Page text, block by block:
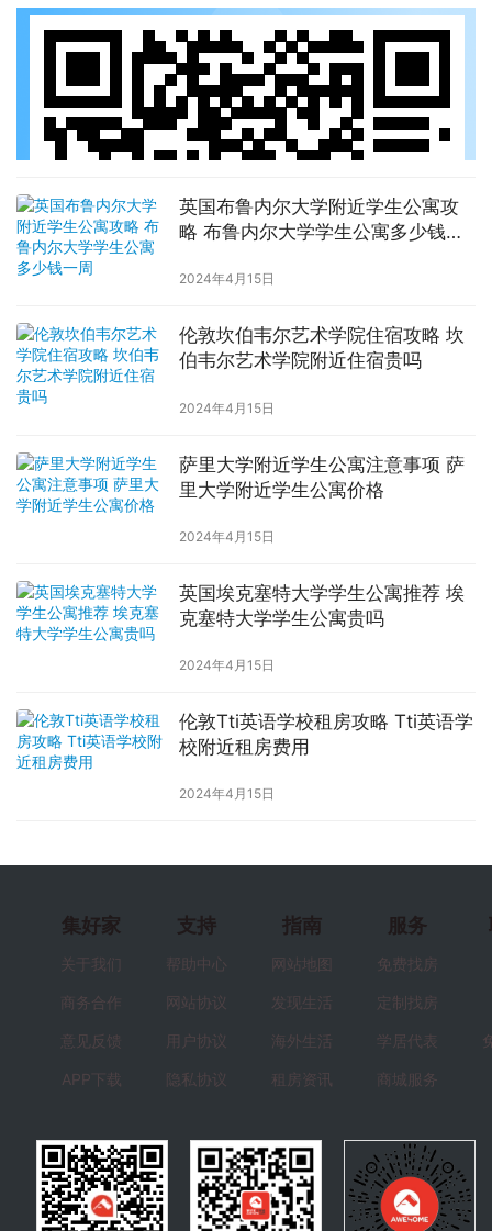
英国布鲁内尔大学附近学生公寓攻
略 布鲁内尔大学学生公寓多少钱一
2024年4月15日
伦敦坎伯韦尔艺术学院住宿攻略 坎
伯韦尔艺术学院附近住宿贵吗
2024年4月15日
萨里大学附近学生公寓注意事项 萨
里大学附近学生公寓价格
2024年4月15日
英国埃克塞特大学学生公寓推荐 埃
克塞特大学学生公寓贵吗
2024年4月15日
伦敦Tti英语学校租房攻略 Tti英语学
校附近租房费用
2024年4月15日
集好家
关于我们
商务合作
意见反馈
APP下载
支持
帮助中心
网站协议
用户协议
隐私协议
指南
网站地图
发现生活
海外生活
租房资讯
服务
免费找房
定制找房
学居代表
商城服务